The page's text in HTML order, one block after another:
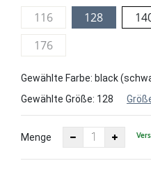
116 128
176
Gewählte Farbe: black
Gewählte Größe: 128
Menge